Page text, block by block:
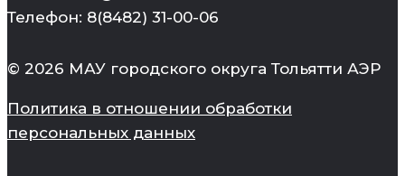
Телефон: 8(8482) 31-00-06
© 2026 МАУ городского округа Тольятти АЭР
Политика в отношении обработки
персональных данных